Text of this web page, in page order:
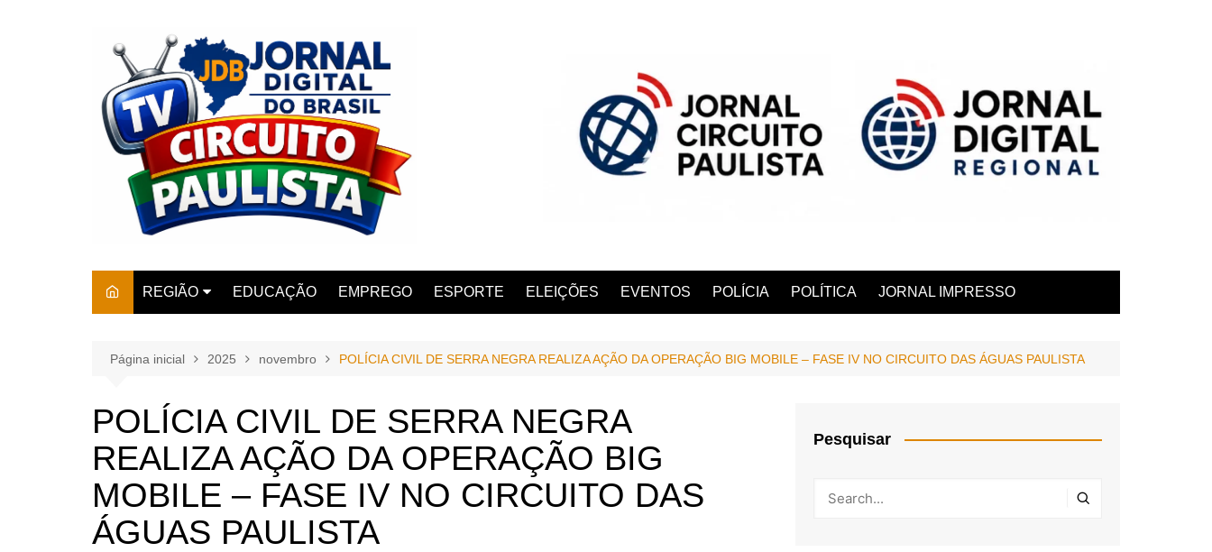
REGIÃO
AMPARO
BARRETOS
CAMPINAS
JAGUARIÚNA
JUNDIAÍ
EDUCAÇÃO EMPREGO ESPORTE ELEIÇÕES EVENTOS POLÍCIA POLÍTICA JORNAL IMPRESSO
Página inicial 2025 novembro POLÍCIA CIVIL DE SERRA NEGRA REALIZA AÇÃO DA OPERAÇÃO BIG MOBILE – FASE IV NO CIRCUITO DAS ÁGUAS PAULISTA
POLÍCIA CIVIL DE SERRA NEGRA
REALIZA AÇÃO DA OPERAÇÃO BIG
MOBILE – FASE IV NO CIRCUITO DAS
ÁGUAS PAULISTA
Pesquisar